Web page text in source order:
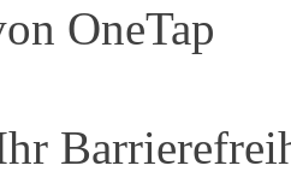
OneTap